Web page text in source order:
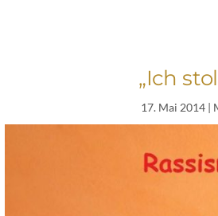
„Ich
17. Mai 2014|